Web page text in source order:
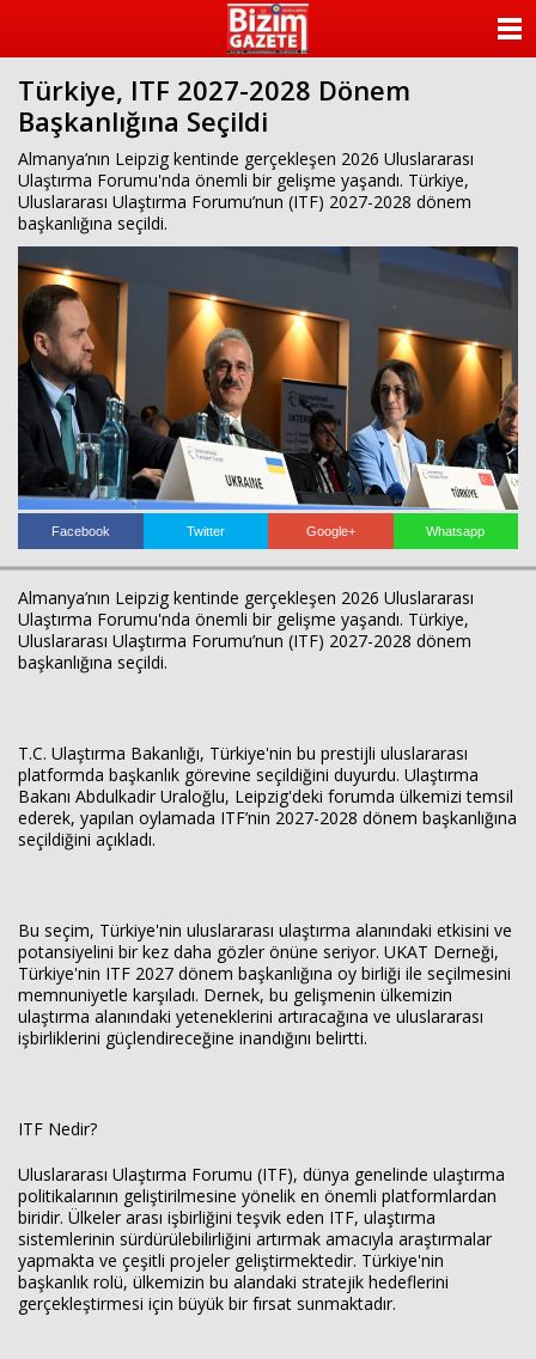
Türkiye, ITF 2027-2028 Dönem
Başkanlığına Seçildi
Almanya’nın Leipzig kentinde gerçekleşen 2026 Uluslararası
Ulaştırma Forumu'nda önemli bir gelişme yaşandı. Türkiye,
Uluslararası Ulaştırma Forumu’nun (ITF) 2027-2028 dönem
başkanlığına seçildi.
Facebook Twitter Google+ Whatsapp
Almanya’nın Leipzig kentinde gerçekleşen 2026 Uluslararası
Ulaştırma Forumu'nda önemli bir gelişme yaşandı. Türkiye,
Uluslararası Ulaştırma Forumu’nun (ITF) 2027-2028 dönem
başkanlığına seçildi.
T.C. Ulaştırma Bakanlığı, Türkiye'nin bu prestijli uluslararası
platformda başkanlık görevine seçildiğini duyurdu. Ulaştırma
Bakanı Abdulkadir Uraloğlu, Leipzig'deki forumda ülkemizi temsil
ederek, yapılan oylamada ITF’nin 2027-2028 dönem başkanlığına
seçildiğini açıkladı.
Bu seçim, Türkiye'nin uluslararası ulaştırma alanındaki etkisini ve
potansiyelini bir kez daha gözler önüne seriyor. UKAT Derneği,
Türkiye'nin ITF 2027 dönem başkanlığına oy birliği ile seçilmesini
memnuniyetle karşıladı. Dernek, bu gelişmenin ülkemizin
ulaştırma alanındaki yeteneklerini artıracağına ve uluslararası
işbirliklerini güçlendireceğine inandığını belirtti.
ITF Nedir?
Uluslararası Ulaştırma Forumu (ITF), dünya genelinde ulaştırma
politikalarının geliştirilmesine yönelik en önemli platformlardan
biridir. Ülkeler arası işbirliğini teşvik eden ITF, ulaştırma
sistemlerinin sürdürülebilirliğini artırmak amacıyla araştırmalar
yapmakta ve çeşitli projeler geliştirmektedir. Türkiye'nin
başkanlık rolü, ülkemizin bu alandaki stratejik hedeflerini
gerçekleştirmesi için büyük bir fırsat sunmaktadır.
KATEGORİLER
ANKETLER
FOTO GALERİ
KÜNYE
İLETİŞİM
Haberin Doğru Adresi.